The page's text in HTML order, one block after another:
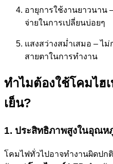
อายุการใช้งานยาวนาน
จ่ายในการเปลี่ยนบ่อยๆ
แสงสว่างสม่ำเสมอ – ไ
สายตาในการทำงาน
ทำไมต้องใช้โคมไฮ
เย็น?
1. ประสิทธิภาพสูงในอุณห
โคมไฟทั่วไปอาจทำงานผิดปก